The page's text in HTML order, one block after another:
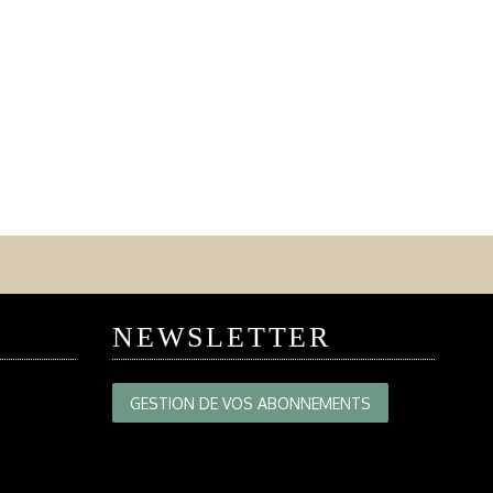
NEWSLETTER
GESTION DE VOS ABONNEMENTS